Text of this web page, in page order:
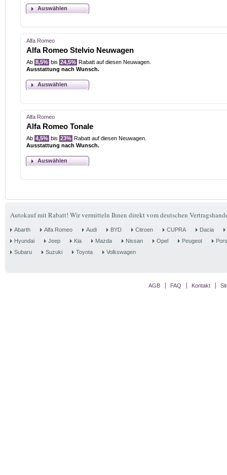
Auswählen
Alfa Romeo
Alfa Romeo Stelvio Neuwagen
Ab 8,5% bis 24,5% Rabatt auf diesen Neuwagen.
Ausstattung nach Wunsch.
Auswählen
Alfa Romeo
Alfa Romeo Tonale
Ab 4,5% bis 23% Rabatt auf diesen Neuwagen.
Ausstattung nach Wunsch.
Auswählen
Autokauf mit Rabatt! Wir vermitteln Ihnen direkt vom deutschen
Abarth Alfa Romeo Audi BYD Citroen CUPRA
Dacia
Hyundai
Jeep Kia Mazda Nissan Opel Peugeot
Subaru
Suzuki Toyota Volkswagen
AGB FAQ Kontakt